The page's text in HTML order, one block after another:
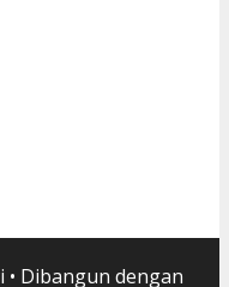
• Dibangun dengan